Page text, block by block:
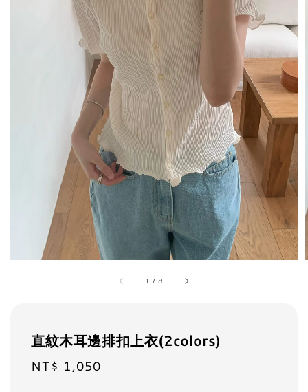
1 /8
直紋木耳邊排扣上衣(2colors)
Regular
NT$ 1,050